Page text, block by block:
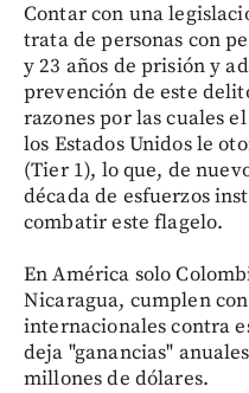
Contar con una
trata de personas con
y 23 años de prisión y
prevención de este
razones por las cuales
los Estados Unidos le
(Tier 1), lo que, de
década de esfuerzos
combatir este flagelo.
En América solo
Nicaragua, cumplen
internacionales contra
deja "ganancias"
millones de dólares.